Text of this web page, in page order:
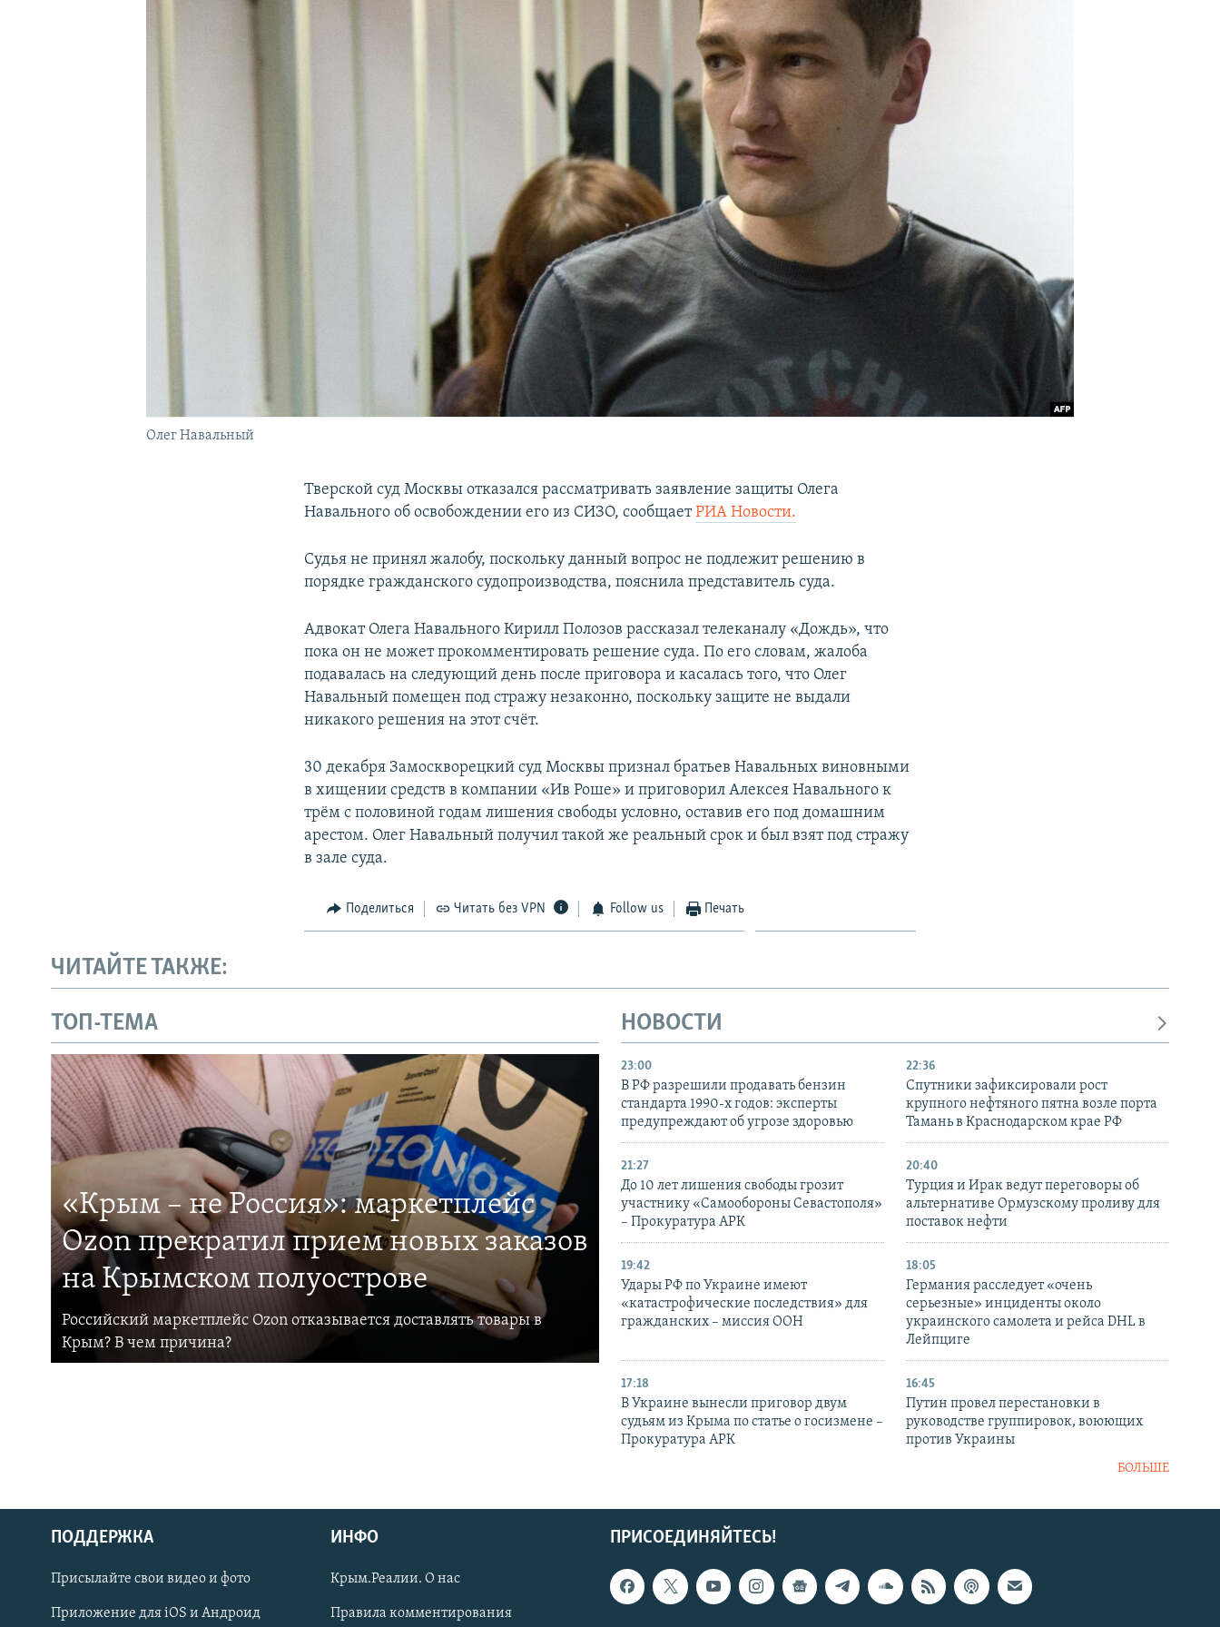
Українською
Qırımtatar
Олег Навальный
Тверской суд Москвы отказался рассматривать заявление защиты Олега
Навального об освобождении его из СИЗО, сообщаетРИА Новости.
Судья не принял жалобу, поскольку данный вопрос не подлежит решению в
порядке гражданского судопроизводства, пояснила представитель суда.
Адвокат Олега Навального Кирилл Полозов рассказал телеканалу «Дождь», что
пока он не может прокомментировать решение суда. По его словам, жалоба
подавалась на следующий день после приговора и касалась того, что Олег
Навальный помещен под стражу незаконно, поскольку защите не выдали
никакого решения на этот счёт.
30 декабря Замоскворецкий суд Москвы признал братьев Навальных виновными
в хищении средств в компании «Ив Роше» и приговорил Алексея Навального к
трём с половиной годам лишения свободы условно, оставив его под домашним
арестом. Олег Навальный получил такой же реальный срок и был взят под стражу
в зале суда.
Поделиться Читать без VPN Follow us Печать
ЧИТАЙТЕ ТАКЖЕ:
ТОП-ТЕМА
«Крым – не Россия»: маркетплейс
Ozon прекратил прием новых заказов
на Крымском полуострове
Российский маркетплейс Ozon отказывается доставлять товары в
Крым? В чем причина?
НОВОСТИ
23:00
В РФ разрешили продавать бензин
стандарта 1990-х годов: эксперты
предупреждают об угрозе здоровью
22:36
Спутники зафиксировали рост
крупного нефтяного пятна возле порта
Тамань в Краснодарском крае РФ
21:27
До 10 лет лишения свободы грозит
участнику «Самообороны Севастополя»
– Прокуратура АРК
20:40
Турция и Ирак ведут переговоры об
альтернативе Ормузскому проливу для
поставок нефти
19:42
Удары РФ по Украине имеют
«катастрофические последствия» для
гражданских – миссия ООН
18:05
Германия расследует «очень
серьезные» инциденты около
украинского самолета и рейса DHL в
Лейпциге
17:18
В Украине вынесли приговор двум
судьям из Крыма по статье о госизмене –
Прокуратура АРК
16:45
Путин провел перестановки в
руководстве группировок, воюющих
против Украины
БОЛЬШЕ
ПРИСОЕДИНЯЙТЕСЬ!
ПОДДЕРЖКА
Присылайте свои видео и фото
Приложение для iOS и Андроид
ИНФО
Крым.Реалии. О нас
Правила комментирования